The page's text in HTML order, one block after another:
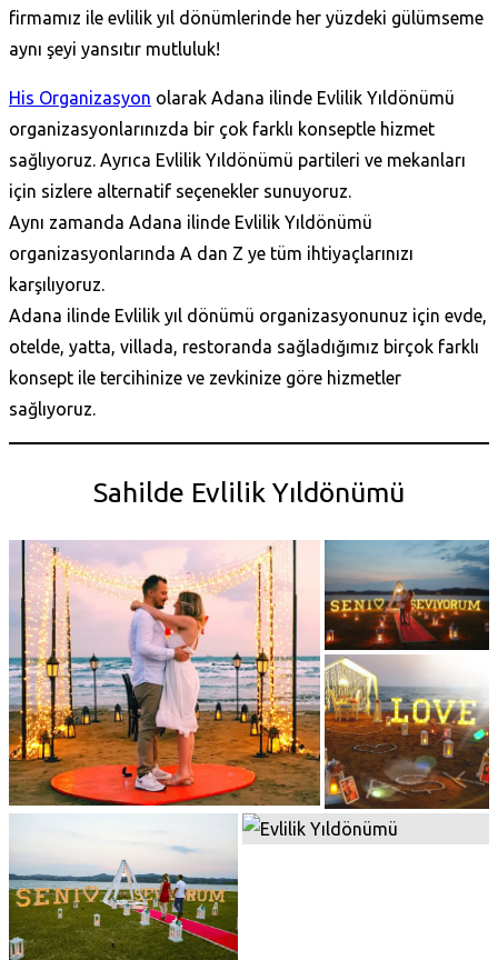
firmamız ile evlilik yıl dönümlerinde her yüzdeki gülümseme
aynı şeyi yansıtır mutluluk!
His Organizasyon olarak Adana ilinde Evlilik Yıldönümü
organizasyonlarınızda bir çok farklı konseptle hizmet
sağlıyoruz. Ayrıca Evlilik Yıldönümü partileri ve mekanları
için sizlere alternatif seçenekler sunuyoruz.
Aynı zamanda Adana ilinde Evlilik Yıldönümü
organizasyonlarında A dan Z ye tüm ihtiyaçlarınızı
karşılıyoruz.
Adana ilinde Evlilik yıl dönümü organizasyonunuz için evde,
otelde, yatta, villada, restoranda sağladığımız birçok farklı
konsept ile tercihinize ve zevkinize göre hizmetler
sağlıyoruz.
Sahilde Evlilik Yıldönümü